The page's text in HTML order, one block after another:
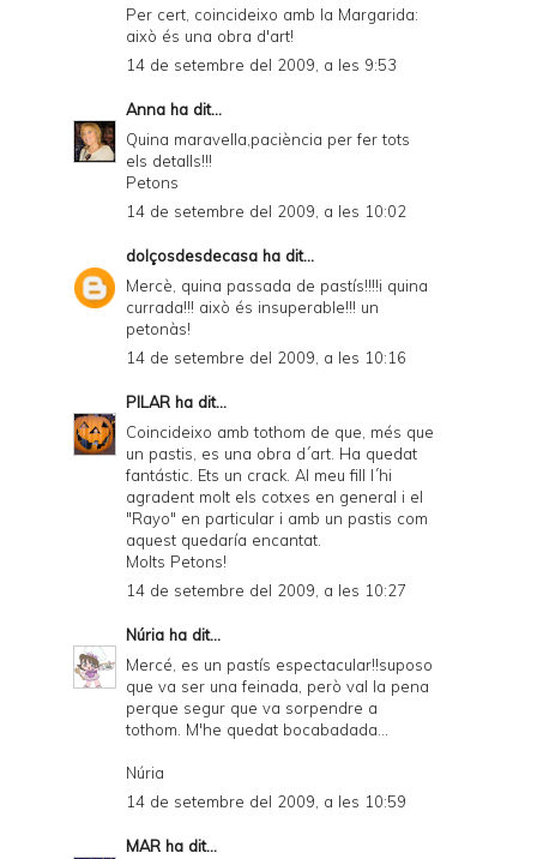
Per cert, coincideixo amb la Margarida:
això és una obra d'art!
14 de setembre del 2009, a les 9:53
Anna ha dit...
Quina maravella,paciència per fer tots
els detalls!!!
Petons
14 de setembre del 2009, a les 10:02
dolçosdesdecasa ha dit...
Mercè, quina passada de pastís!!!!i quina
currada!!! això és insuperable!!! un
petonàs!
14 de setembre del 2009, a les 10:16
PILAR ha dit...
Coincideixo amb tothom de que, més que
un pastis, es una obra d´art. Ha quedat
fantástic. Ets un crack. Al meu fill l´hi
agradent molt els cotxes en general i el
"Rayo" en particular i amb un pastis com
aquest quedaría encantat.
Molts Petons!
14 de setembre del 2009, a les 10:27
Núria ha dit...
Mercé, es un pastís espectacular!!suposo
que va ser una feinada, però val la pena
perque segur que va sorpendre a
tothom. M'he quedat bocabadada...
Núria
14 de setembre del 2009, a les 10:59
MAR ha dit...